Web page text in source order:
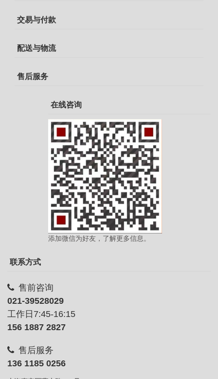
交易与付款
配送与物流
售后服务
在线咨询
添加微信为好友，了解更多信息。
联系方式
售前咨询
021-39528029
工作日7:45-16:15
156 1887 2827
售后服务
136 1185 0256